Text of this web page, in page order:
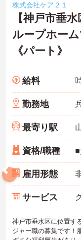
株式会社ケア２１
【神戸市垂
ループホー
《パート》
給料
勤務地
最寄り駅
資格/職種
雇用形態
サービス
神戸市垂水区に位置す
ジャー職の募集です！